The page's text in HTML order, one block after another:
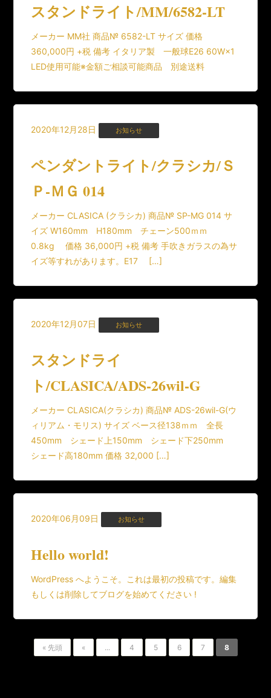
スタンドライト/MM/6582-LT
メーカー MM社 商品№ 6582-LT サイズ 価格
360,000円 +税 備考 イタリア製 一般球E26 60W×1
LED使用可能※金額ご相談可能商品 別途送料
2020年12月28日 お知らせ
ペンダントライト/クラシカ/Ｓ
Ｐ-ＭＧ 014
メーカー CLASICA (クラシカ) 商品№ SP-MG 014 サ
イズ W160mm H180mm チェーン500ｍｍ
0.8kg 価格 36,000円 +税 備考 手吹きガラスの為サ
イズ等すれがあります。E17 […]
2020年12月07日 お知らせ
スタンドライ
ト/CLASICA/ADS-26wil-G
メーカー CLASICA(クラシカ) 商品№ ADS-26wil-G(ウ
ィリアム・モリス) サイズ ベース径138ｍｍ 全長
450mm シェード上150mm シェード下250mm
シェード高180mm 価格 32,000 […]
2020年06月09日 お知らせ
Hello world!
WordPress へようこそ。これは最初の投稿です。編集
もしくは削除してブログを始めてください !
« 先頭 « ... 4 5 6 7 8